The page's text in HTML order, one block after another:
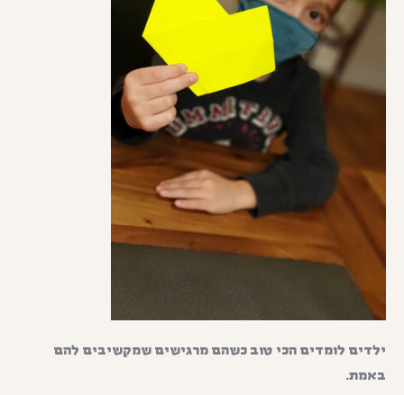
ילדים לומדים הכי טוב כשהם מרגישים שמקשיבים להם
באמת.